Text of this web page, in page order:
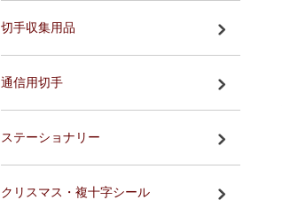
切手収集用品
通信用切手
ステーショナリー
クリスマス・複十字シール